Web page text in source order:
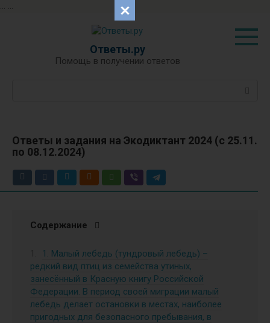
... ...
Ответы.ру
Помощь в получении ответов
Ответы и задания на Экодиктант 2024 (с 25.11.
по 08.12.2024)
Содержание
1. Малый лебедь (тундровый лебедь) –
редкий вид птиц из семейства утиных,
занесённый в Красную книгу Российской
Федерации. В период своей миграции малый
лебедь делает остановки в местах, наиболее
пригодных для безопасного пребывания, в